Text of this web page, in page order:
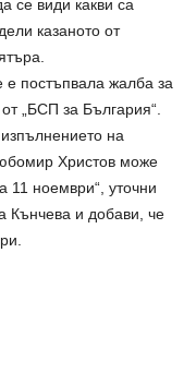
се види какви са
казаното от
е постъпвала жалба за
„БСП за България“.
на
Христов може
11 ноември“, уточни
Кънчева и добави, че